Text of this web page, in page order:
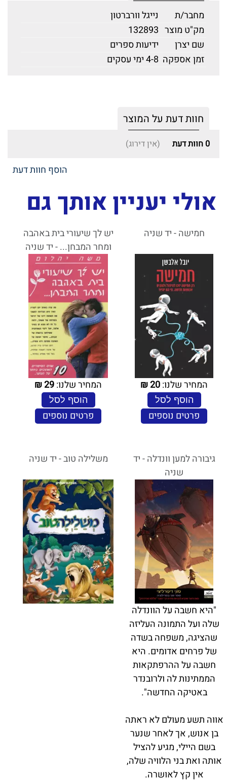
מחבר/ת
נייגל וורברטון
מק"ט מוצר 132893
שם יצרן
ידיעות ספרים
זמן אספקה 4-8 ימי עסקים
חוות דעת על המוצר
0 חוות דעת (אין דירוג)
הוסף חוות דעת
אולי יעניין אותך גם
חמישה - יד שניה
המחיר שלנו:20
₪
הוסף לסל
פרטים נוספים
יש לך שיעורי בית באהבה
ומחר המבחן... - יד שניה
המחיר שלנו:29
₪
הוסף לסל
פרטים נוספים
גיבורה למען וונדלה - יד
שניה
"היא חשבה על הוונדלה
שלה ועל התמונה העליזה
שהציגה, משפחה בשדה
של פרחים אדומים. היא
חשבה על ההרפתקאות
הממתינות לה ולרובנדר
באטיקה החדשה".
אווה תשע מעולם לא ראתה
בן אנוש, אך לאחר שנער
בשם היילי, מגיע להציל
אותה ואת בני הלוויה שלה,
אין קץ לאושרה.
משלילה טוב - יד שניה